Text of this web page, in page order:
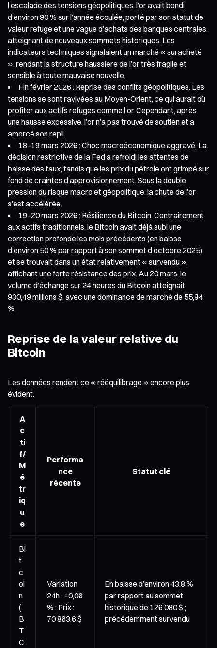
l’escalade des tensions géopolitiques, l’or avait bondi
d’environ 90 % sur l’année écoulée, porté par son statut de
valeur refuge et une vague d’achats des banques centrales,
atteignant de nouveaux sommets historiques. Les
indicateurs techniques signalaient un marché « suracheté
», rendant la structure haussière de l’or très fragile et
sensible à toute mauvaise nouvelle.
Fin février 2026 : Reprise des conflits géopolitiques. Les
tensions se sont ravivées au Moyen-Orient, ce qui aurait dû
profiter aux actifs refuges comme l’or. Cependant, après
une hausse excessive, l’or n’a pas trouvé de soutien et a
amorcé son repli.
18–19 mars 2026 : Choc macroéconomique aggravé. La
décision restrictive de la Fed a refroidi les attentes de
baisse des taux, tandis que les prix du pétrole ont grimpé sur
fond de craintes d’approvisionnement. Sous la double
pression du risque macro et géopolitique, la chute de l’or
s’est accélérée.
19–20 mars 2026 : Résilience du Bitcoin. Contrairement
aux actifs traditionnels, le Bitcoin avait déjà subi une
correction profonde les mois précédents (en baisse
d’environ 50 % par rapport à son sommet d’octobre 2025)
et se trouvait dans un état relativement « survendu »,
affichant une forte résistance des prix. Au 20 mars, le
volume d’échange sur 24 heures du Bitcoin atteignait
930,49 millions $, avec une dominance de marché de 55,94
%.
Reprise de la valeur relative du
Bitcoin
Les données rendent ce « rééquilibrage » encore plus
évident.
A
c
ti
f/
M
é
tr
iq
u
e
Performa
nce
récente
Statut clé
Bi
t
c
oi
n
(
B
T
C
Variation
24h : +0,06
% ; Prix :
70 863,6 $
En baisse d’environ 43,8 %
par rapport au sommet
historique de 126 080 $ ;
précédemment survendu